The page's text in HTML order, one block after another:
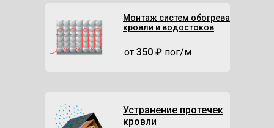
от 350 ₽ пог/м
Монтаж систем обогрева
кровли и водостоков
Устранение протечек
кровли